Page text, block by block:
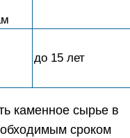
до 15 лет
каменное сырье в
сроком